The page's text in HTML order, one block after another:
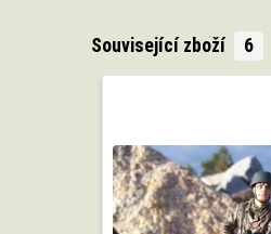
Související zboží 6